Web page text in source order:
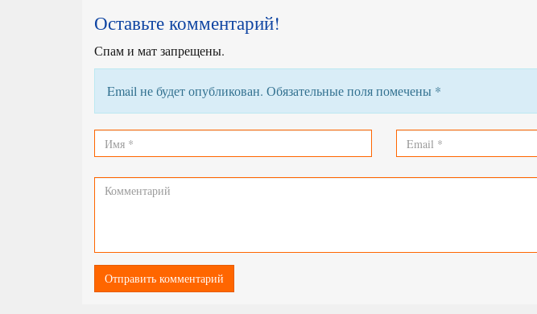
Оставьте комментарий!
Спам и мат запрещены.
Email не будет опубликован. Обязательные поля помечены *